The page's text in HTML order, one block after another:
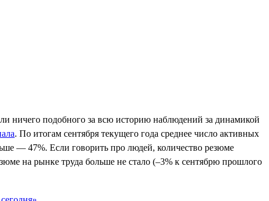
ничего подобного за всю историю наблюдений за динамикой
. По итогам сентября текущего года среднее число активных
— 47%. Если говорить про людей, количество резюме
на рынке труда больше не стало (–3% к сентябрю прошлого